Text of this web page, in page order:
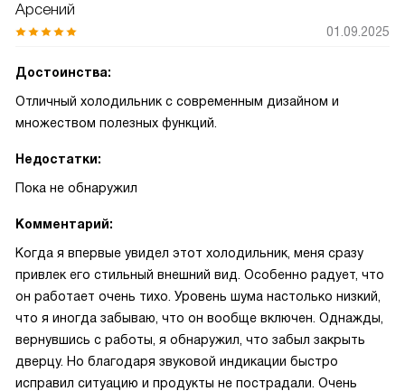
Арсений
01.09.2025
Достоинства:
Отличный холодильник с современным дизайном и
множеством полезных функций.
Недостатки:
Пока не обнаружил
Комментарий:
Когда я впервые увидел этот холодильник, меня сразу
привлек его стильный внешний вид. Особенно радует, что
он работает очень тихо. Уровень шума настолько низкий,
что я иногда забываю, что он вообще включен. Однажды,
вернувшись с работы, я обнаружил, что забыл закрыть
дверцу. Но благодаря звуковой индикации быстро
исправил ситуацию и продукты не пострадали. Очень